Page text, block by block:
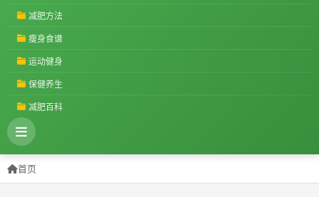
减肥方法
瘦身食谱
运动健身
保健养生
减肥百科
首页